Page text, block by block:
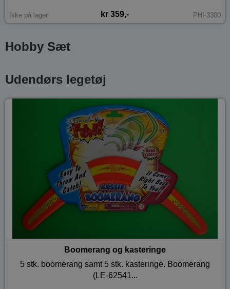
Ikke på lager kr 359,- PHI-3300
Hobby Sæt
Udendørs legetøj
Boomerang og kasteringe
5 stk. boomerang samt 5 stk. kasteringe. Boomerang
(LE-62541...